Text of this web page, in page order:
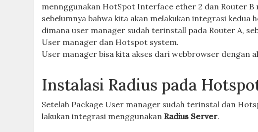
mennggunakan HotSpot Interface ether 2 dan Router B
sebelumnya bahwa kita akan melakukan integrasi
dimana user manager sudah terinstall pada Router A,
User manager dan Hotspot system.
User manager bisa kita akses dari webbrowser dengan
Instalasi Radius pada
Setelah Package User manager sudah terinstal dan
lakukan integrasi menggunakanRadius Server.